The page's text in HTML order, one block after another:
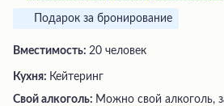
Подарок за бронирование
Вместимость: 20 человек
Кухня: Кейтеринг
Свой алкоголь: Можно свой алкоголь,